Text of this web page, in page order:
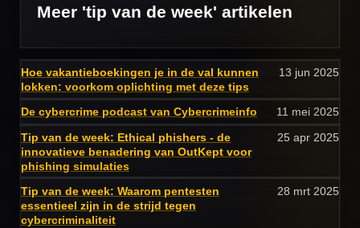
Meer 'tip van de week' artikelen
Hoe vakantieboekingen je in de val kunnen
lokken: voorkom oplichting met deze tips
13 jun 2025
De cybercrime podcast van Cybercrimeinfo 11 mei 2025
Tip van de week: Ethical phishers - de
innovatieve benadering van OutKept voor
phishing simulaties
25 apr 2025
Tip van de week: Waarom pentesten
essentieel zijn in de strijd tegen
cybercriminaliteit
28 mrt 2025